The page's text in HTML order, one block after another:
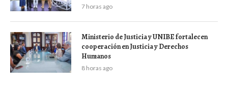
7 horas ago
Ministerio de Justicia y UNIBE fortalecen
cooperación en Justicia y Derechos
Humanos
8 horas ago